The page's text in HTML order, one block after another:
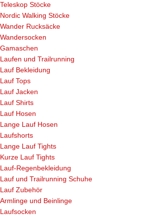
Teleskop Stöcke
Nordic Walking Stöcke
Wander Rucksäcke
Wandersocken
Gamaschen
Laufen und Trailrunning
Lauf Bekleidung
Lauf Tops
Lauf Jacken
Lauf Shirts
Lauf Hosen
Lange Lauf Hosen
Laufshorts
Lange Lauf Tights
Kurze Lauf Tights
Lauf-Regenbekleidung
Lauf und Trailrunning Schuhe
Lauf Zubehör
Armlinge und Beinlinge
Laufsocken